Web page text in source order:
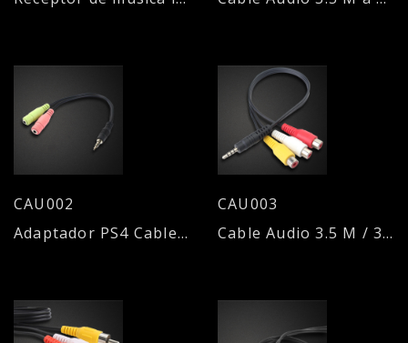
CAU002
Adaptador PS4 Cable audio 3.5 M / 2 x 3.5 H
CAU003
Cable Audio 3.5 M / 3 RCA H